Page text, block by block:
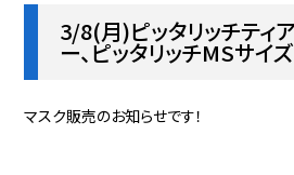
3/8(月)ピッタリッチティ
ー、ピッタリッチMSサイ
マスク販売のお知らせです！